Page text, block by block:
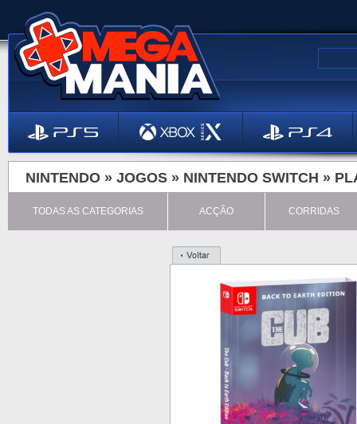
NINTENDO » JOGOS » NINTENDO SWITCH »
TODAS AS CATEGORIAS ACÇÃO CORRIDAS